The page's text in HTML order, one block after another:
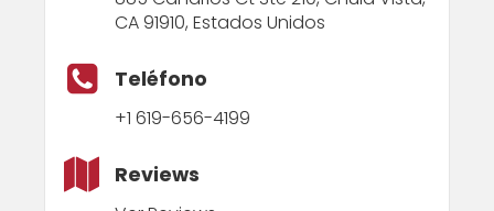
CA 91910, Estados Unidos
Teléfono
+1 619-656-4199
Reviews